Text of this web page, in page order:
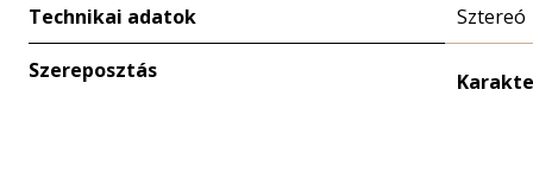
Technikai adatok Sztereó
Szereposztás